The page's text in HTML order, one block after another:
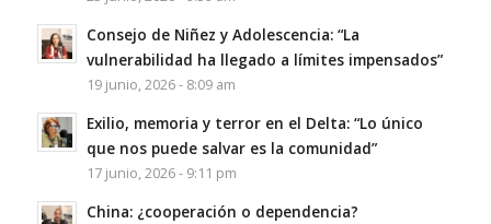
Consejo de Niñez y Adolescencia: “La
vulnerabilidad ha llegado a límites impensados”
19 junio, 2026 - 8:09 am
Exilio, memoria y terror en el Delta: “Lo único
que nos puede salvar es la comunidad”
17 junio, 2026 - 9:11 pm
China: ¿cooperación o dependencia?